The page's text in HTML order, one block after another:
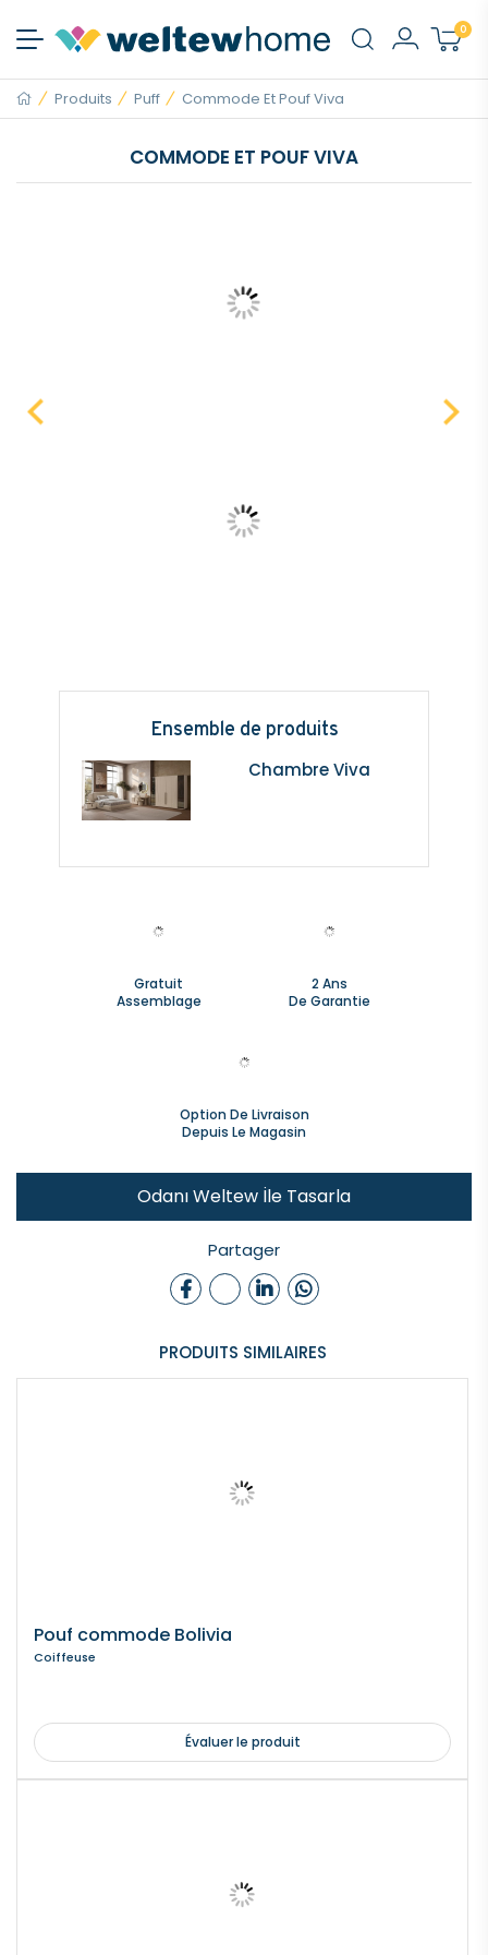
0
Produits Puff Commode Et Pouf Viva
COMMODE ET POUF VIVA
Ensemble de produits
Chambre Viva
Gratuit
Assemblage
2 Ans
De Garantie
Option De Livraison
Depuis Le Magasin
Odanı Weltew İle Tasarla
Partager
PRODUITS SIMILAIRES
Pouf commode Bolivia
Coiffeuse
Évaluer le produit